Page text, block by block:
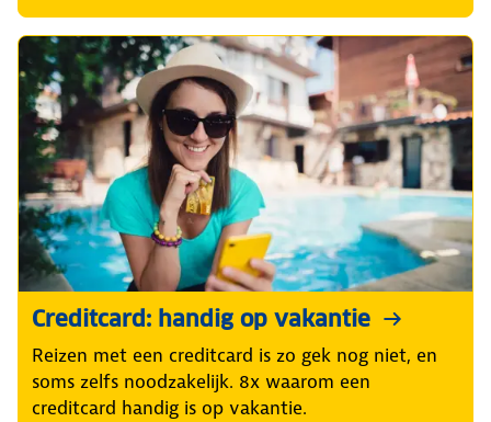
Creditcard: handig op vakantie
Reizen met een creditcard is zo gek nog niet, en
soms zelfs noodzakelijk. 8x waarom een
creditcard handig is op vakantie.